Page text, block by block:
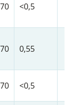
<0,5
0,55
<0,5